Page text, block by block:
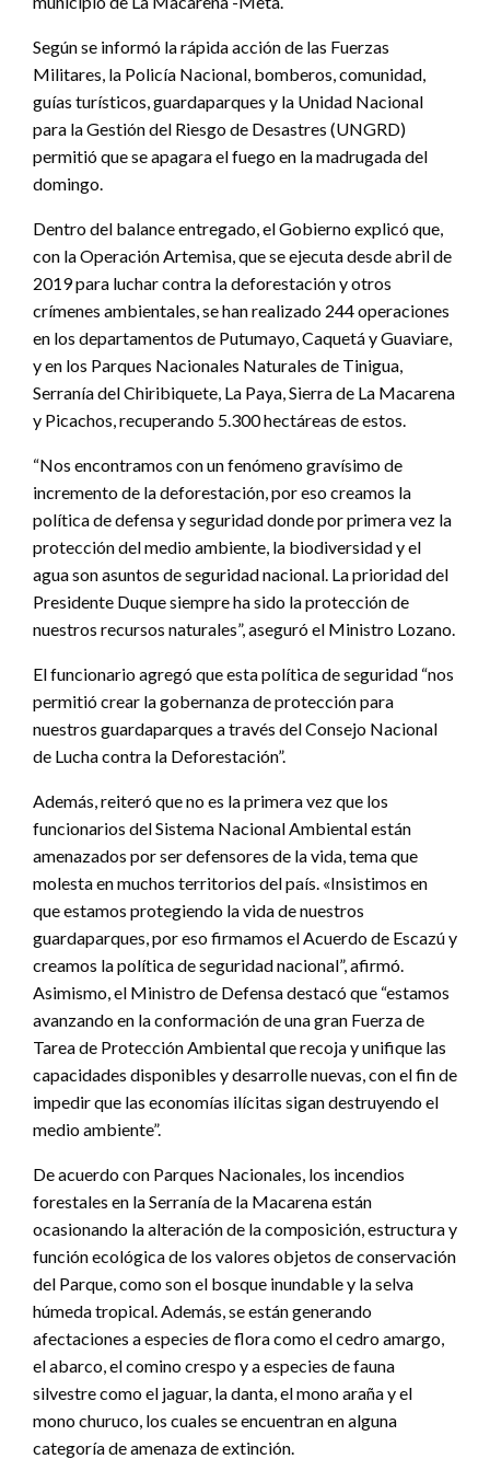
Según se informó la rápida acción de las Fuerzas
Militares, la Policía Nacional, bomberos, comunidad,
guías turísticos, guardaparques y la Unidad Nacional
para la Gestión del Riesgo de Desastres (UNGRD)
permitió que se apagara el fuego en la madrugada del
domingo.
Dentro del balance entregado, el Gobierno explicó que,
con la Operación Artemisa, que se ejecuta desde abril de
2019 para luchar contra la deforestación y otros
crímenes ambientales, se han realizado 244 operaciones
en los departamentos de Putumayo, Caquetá y Guaviare,
y en los Parques Nacionales Naturales de Tinigua,
Serranía del Chiribiquete, La Paya, Sierra de La Macarena
y Picachos, recuperando 5.300 hectáreas de estos.
“Nos encontramos con un fenómeno gravísimo de
incremento de la deforestación, por eso creamos la
política de defensa y seguridad donde por primera vez la
protección del medio ambiente, la biodiversidad y el
agua son asuntos de seguridad nacional. La prioridad del
Presidente Duque siempre ha sido la protección de
nuestros recursos naturales”, aseguró el Ministro Lozano.
El funcionario agregó que esta política de seguridad “nos
permitió crear la gobernanza de protección para
nuestros guardaparques a través del Consejo Nacional
de Lucha contra la Deforestación”.
Además, reiteró que no es la primera vez que los
funcionarios del Sistema Nacional Ambiental están
amenazados por ser defensores de la vida, tema que
molesta en muchos territorios del país. «Insistimos en
que estamos protegiendo la vida de nuestros
guardaparques, por eso firmamos el Acuerdo de Escazú y
creamos la política de seguridad nacional”, afirmó.
Asimismo, el Ministro de Defensa destacó que “estamos
avanzando en la conformación de una gran Fuerza de
Tarea de Protección Ambiental que recoja y unifique las
capacidades disponibles y desarrolle nuevas, con el fin de
impedir que las economías ilícitas sigan destruyendo el
medio ambiente”.
De acuerdo con Parques Nacionales, los incendios
forestales en la Serranía de la Macarena están
ocasionando la alteración de la composición, estructura y
función ecológica de los valores objetos de conservación
del Parque, como son el bosque inundable y la selva
húmeda tropical. Además, se están generando
afectaciones a especies de flora como el cedro amargo,
el abarco, el comino crespo y a especies de fauna
silvestre como el jaguar, la danta, el mono araña y el
mono churuco, los cuales se encuentran en alguna
categoría de amenaza de extinción.